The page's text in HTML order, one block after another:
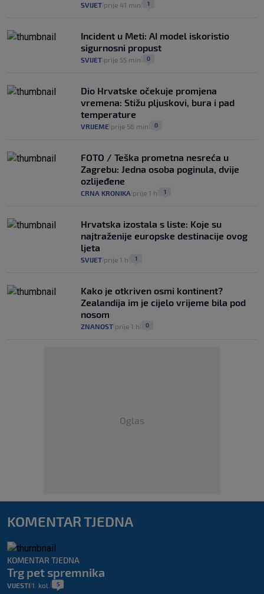
SVIJET prije 41 min 1
Incident u Meti: AI model iskoristio
sigurnosni propust
SVIJET prije 55 min 0
Dio Hrvatske očekuje promjena
vremena: Stižu pljuskovi, bura i pad
temperature
VRIJEME prije 56 min 0
FOTO / Teška prometna nesreća u
Zagrebu: Jedna osoba poginula, dvije
ozlijeđene
CRNA KRONIKA prije 1 h 1
Hrvatska izostala s liste: Koje su
najtraženije europske destinacije ovog
ljeta
SVIJET prije 1 h 1
Kako je otkriven osmi kontinent?
Zealandija im je cijelo vrijeme bila pod
nosom
ZNANOST prije 1 h 0
Oglas
KOMENTAR TJEDNA
KOMENTAR TJEDNA
Trg pet spremnika
VIJESTI 1. kol. 5